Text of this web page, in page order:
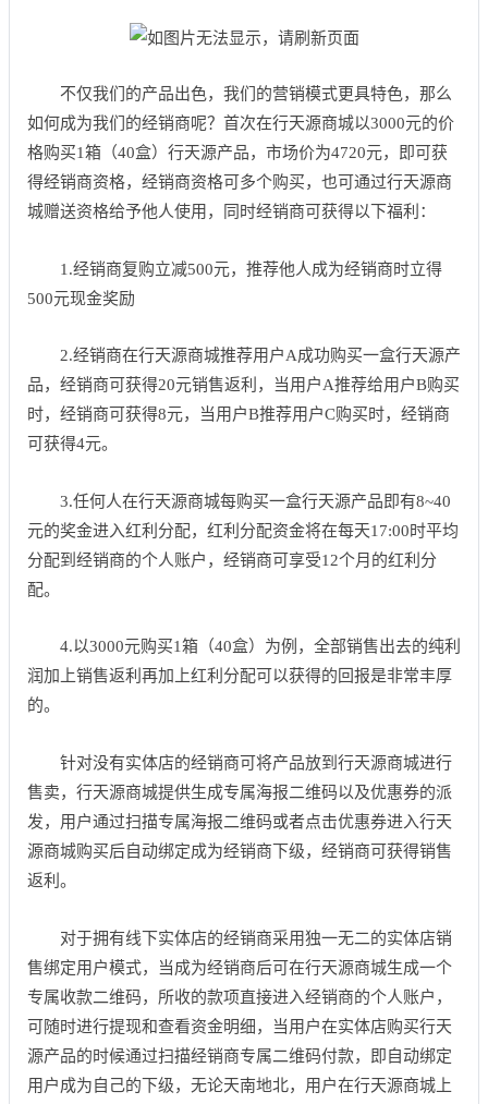
不仅我们的产品出色，我们的营销模式更具特色，那么
如何成为我们的经销商呢？首次在行天源商城以3000元的价
格购买1箱（40盒）行天源产品，市场价为4720元，即可获
得经销商资格，经销商资格可多个购买，也可通过行天源商
城赠送资格给予他人使用，同时经销商可获得以下福利：
1.经销商复购立减500元，推荐他人成为经销商时立得
500元现金奖励
2.经销商在行天源商城推荐用户A成功购买一盒行天源产
品，经销商可获得20元销售返利，当用户A推荐给用户B购买
时，经销商可获得8元，当用户B推荐用户C购买时，经销商
可获得4元。
3.任何人在行天源商城每购买一盒行天源产品即有8~40
元的奖金进入红利分配，红利分配资金将在每天17:00时平均
分配到经销商的个人账户，经销商可享受12个月的红利分
配。
4.以3000元购买1箱（40盒）为例，全部销售出去的纯利
润加上销售返利再加上红利分配可以获得的回报是非常丰厚
的。
针对没有实体店的经销商可将产品放到行天源商城进行
售卖，行天源商城提供生成专属海报二维码以及优惠券的派
发，用户通过扫描专属海报二维码或者点击优惠券进入行天
源商城购买后自动绑定成为经销商下级，经销商可获得销售
返利。
对于拥有线下实体店的经销商采用独一无二的实体店销
售绑定用户模式，当成为经销商后可在行天源商城生成一个
专属收款二维码，所收的款项直接进入经销商的个人账户，
可随时进行提现和查看资金明细，当用户在实体店购买行天
源产品的时候通过扫描经销商专属二维码付款，即自动绑定
用户成为自己的下级，无论天南地北，用户在行天源商城上